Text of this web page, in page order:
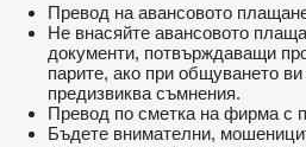
Превод на авансовото
Не внасяйте авансовото
документи, потвърждаващи
парите, ако при общуването
предизвиква съмнения.
Превод по сметка на фирма с
Бъдете внимателни,